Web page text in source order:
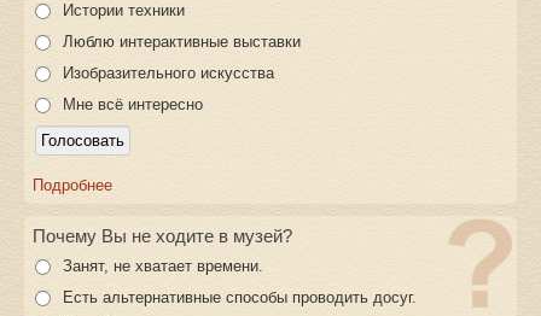
Истории техники
Люблю интерактивные выставки
Изобразительного искусства
Мне всё интересно
Подробнее
Почему Вы не ходите в музей?
Занят, не хватает времени.
Есть альтернативные способы проводить досуг.